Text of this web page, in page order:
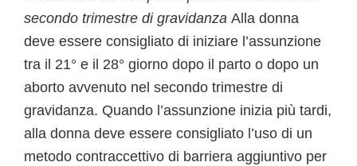
secondo trimestre di gravidanza Alla donna
deve essere consigliato di iniziare l’assunzione
tra il 21° e il 28° giorno dopo il parto o dopo un
aborto avvenuto nel secondo trimestre di
gravidanza. Quando l’assunzione inizia più tardi,
alla donna deve essere consigliato l’uso di un
metodo contraccettivo di barriera aggiuntivo per